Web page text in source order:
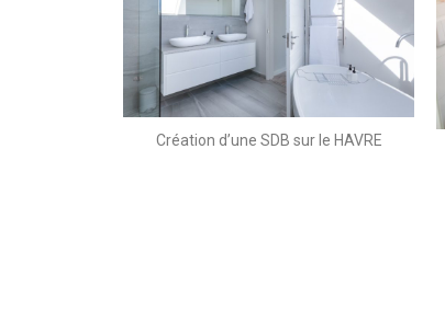
Création d’une SDB sur le HAVRE